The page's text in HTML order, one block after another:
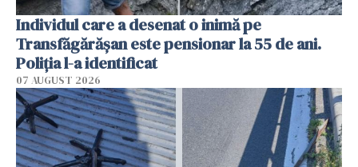
Individul care a desenat o inimă pe
Transfăgărășan este pensionar la 55 de ani.
Poliția l-a identificat
07 AUGUST 2026